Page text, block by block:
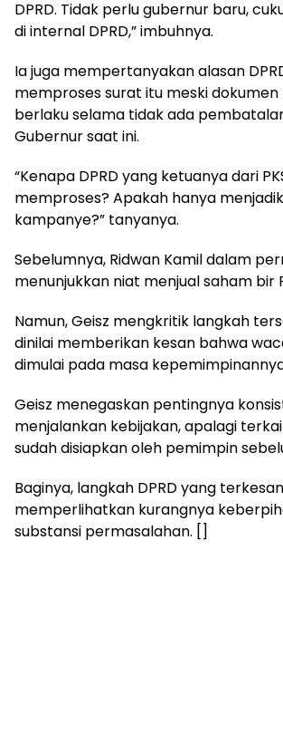
DPRD. Tidak perlu gubernur baru,
di internal DPRD,” imbuhnya.
Ia juga mempertanyakan alasan
memproses surat itu meski
berlaku selama tidak ada
Gubernur saat ini.
“Kenapa DPRD yang ketuanya dari
memproses? Apakah hanya
kampanye?” tanyanya.
Sebelumnya, Ridwan Kamil dalam
menunjukkan niat menjual saham bir
Namun, Geisz mengkritik langkah
dinilai memberikan kesan bahwa
dimulai pada masa
Geisz menegaskan pentingnya
menjalankan kebijakan, apalagi
sudah disiapkan oleh pemimpin
Baginya, langkah DPRD yang
memperlihatkan kurangnya
substansi permasalahan. []